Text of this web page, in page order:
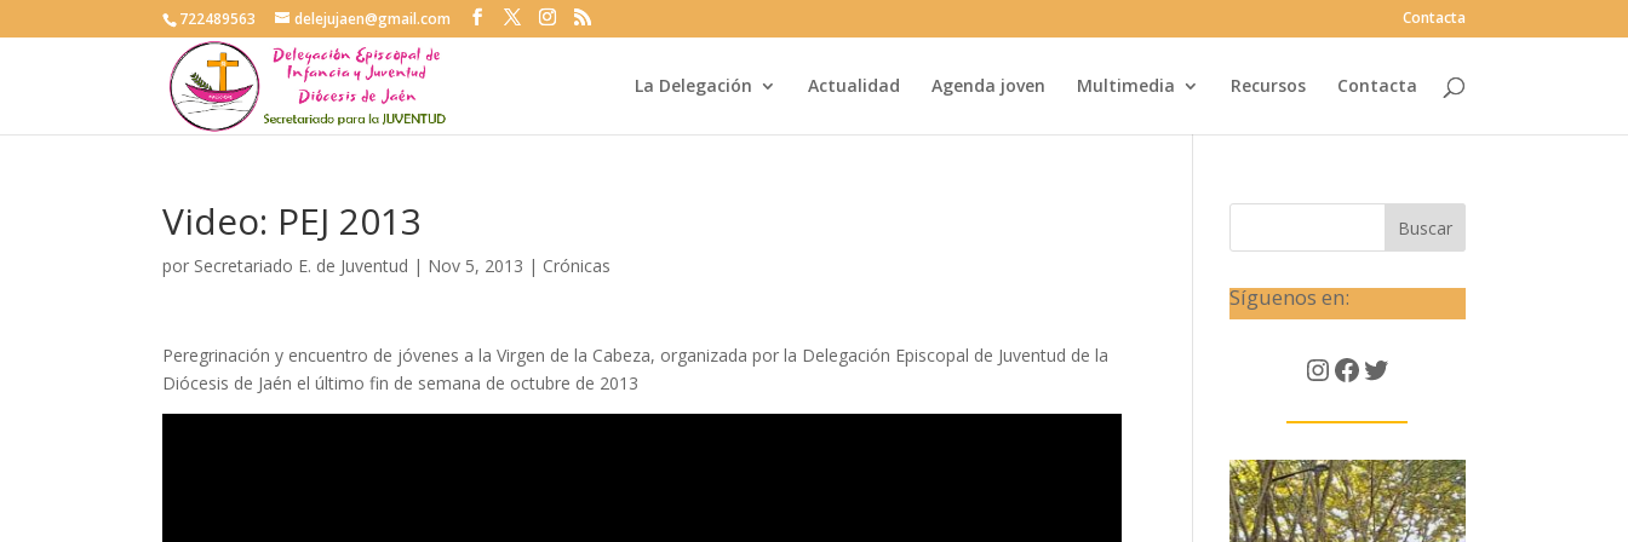
722489563 delejujaen@gmail.com Contacta
La Delegación Actualidad Agenda joven Multimedia Recursos Contacta
Video: PEJ 2013
por Secretariado E. de Juventud | Nov 5, 2013 | Crónicas
Peregrinación y encuentro de jóvenes a la Virgen de la Cabeza, organizada por la Delegación Episcopal de Juventud de la
Diócesis de Jaén el último fin de semana de octubre de 2013
Buscar
Síguenos en:
Instagram
Facebook
Twitter